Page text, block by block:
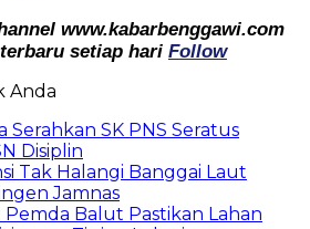
www.kabarbenggawi.com
setiap hari Follow
Anda
Serahkan SK PNS Seratus
Disiplin
Tak Halangi Banggai Laut
Jamnas
Pemda Balut Pastikan Lahan